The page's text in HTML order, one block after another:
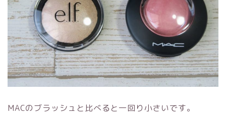
MACのブラッシュと比べると一回り小さいです。